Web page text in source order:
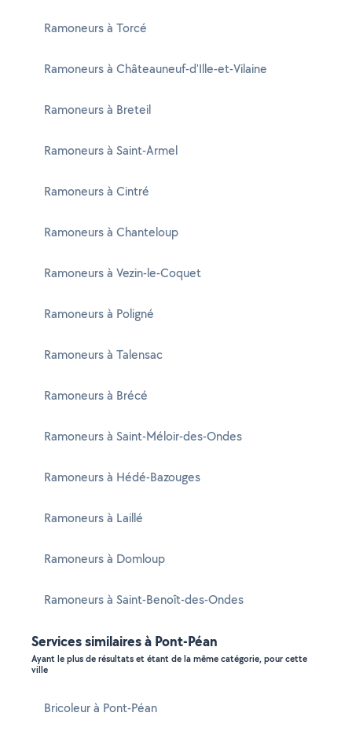
Ramoneurs à Torcé
Ramoneurs à Châteauneuf-d'Ille-et-Vilaine
Ramoneurs à Breteil
Ramoneurs à Saint-Armel
Ramoneurs à Cintré
Ramoneurs à Chanteloup
Ramoneurs à Vezin-le-Coquet
Ramoneurs à Poligné
Ramoneurs à Talensac
Ramoneurs à Brécé
Ramoneurs à Saint-Méloir-des-Ondes
Ramoneurs à Hédé-Bazouges
Ramoneurs à Laillé
Ramoneurs à Domloup
Ramoneurs à Saint-Benoît-des-Ondes
Services similaires à Pont-Péan
Ayant le plus de résultats et étant de la même catégorie, pour cette
ville
Bricoleur à Pont-Péan